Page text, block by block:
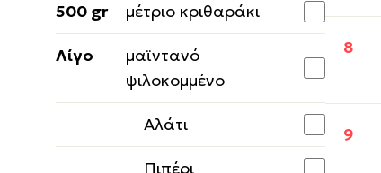
500 gr μέτριο κριθαράκι
Λίγο
μαϊντανό
ψιλοκομμένο
Αλάτι
Πιπέρι